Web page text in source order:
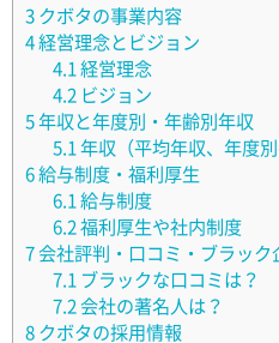
3 クボタの事業内容
4 経営理念とビジョン
4.1 経営理念
4.2 ビジョン
5 年収と年度別・年齢別年収
5.1 年収（平均年収、年度
6 給与制度・福利厚生
6.1 給与制度
6.2 福利厚生や社内制度
7 会社評判・口コミ・ブラック
7.1 ブラックな口コミは？
7.2 会社の著名人は？
8 クボタの採用情報